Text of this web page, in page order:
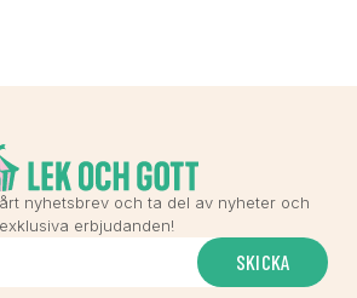
nyhetsbrev och ta del av nyheter och
exklusiva erbjudanden!
SKICKA